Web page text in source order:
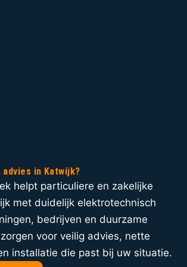
in Katwijk?
helpt particuliere en zakelijke
met duidelijk elektrotechnisch
bedrijven en duurzame
voor veilig advies, nette
installatie die past bij uw situatie.